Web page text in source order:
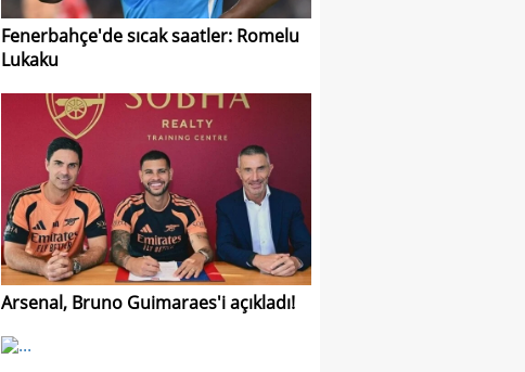
Fenerbahçe'de sıcak saatler: Romelu
Lukaku
Arsenal, Bruno Guimaraes'i açıkladı!